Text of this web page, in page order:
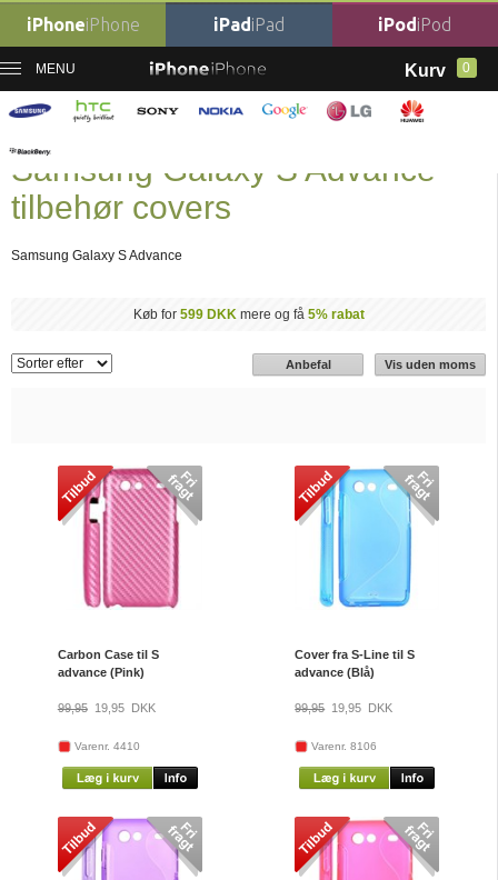
iPhoneiPhone iPadiPad iPodiPod
MENU Kurv 0
Mobil tilbehør
Samsung Galaxy S Advance
Samsung Galaxy S Advance
tilbehør covers
Samsung Galaxy S Advance
Køb for 599 DKKmere og få 5% rabat
Anbefal Vis uden moms
Carbon Case til S
advance (Pink)
99,95 19,95DKK
Varenr. 4410
Cover fra S-Line til S
advance (Blå)
99,95 19,95 DKK
Varenr. 8106